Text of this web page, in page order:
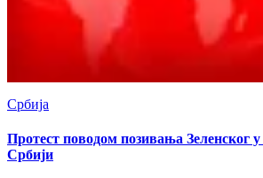
Србија
Протест поводом позивања Зеленског у
Србији